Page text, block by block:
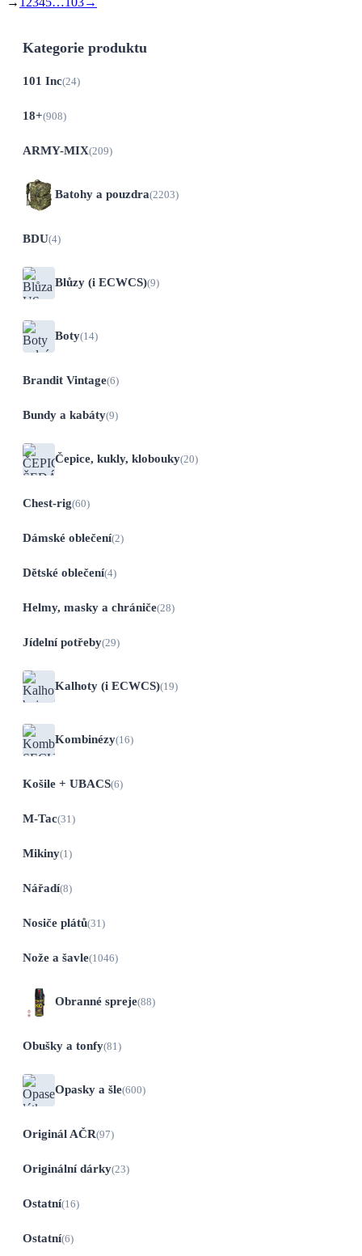
Kategorie produktu
101 Inc(24)
18+(908)
ARMY-MIX(209)
Batohy a pouzdra(2203)
BDU(4)
Blůzy (i ECWCS)(9)
Boty(14)
Brandit Vintage(6)
Bundy a kabáty(9)
Čepice, kukly, klobouky(20)
Chest-rig(60)
Dámské oblečení(2)
Dětské oblečení(4)
Helmy, masky a chrániče(28)
Jídelní potřeby(29)
Kalhoty (i ECWCS)(19)
Kombinézy(16)
Košile + UBACS(6)
M-Tac(31)
Mikiny(1)
Nářadí(8)
Nosiče plátů(31)
Nože a šavle(1046)
Obranné spreje(88)
Obušky a tonfy(81)
Opasky a šle(600)
Originál AČR(97)
Originální dárky(23)
Ostatní(16)
Ostatní(6)